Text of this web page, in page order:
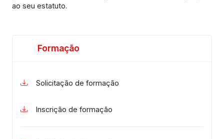
ao seu estatuto.
Formação
Solicitação de formação
Inscrição de formação